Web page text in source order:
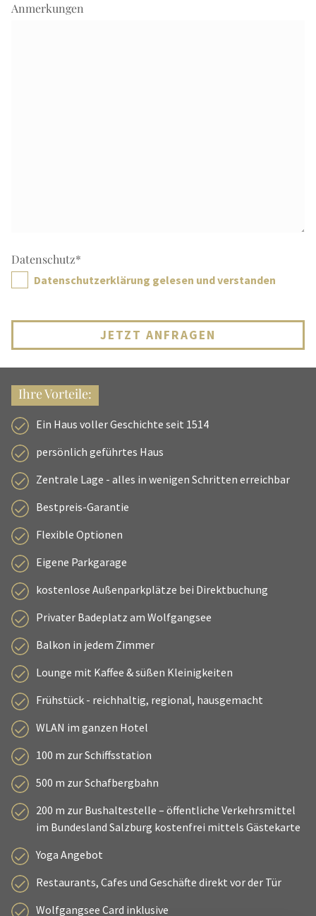
Anmerkungen
Datenschutz*
Datenschutzerklärung gelesen und verstanden
JETZT ANFRAGEN
Ihre Vorteile:
Ein Haus voller Geschichte seit 1514
persönlich geführtes Haus
Zentrale Lage - alles in wenigen Schritten erreichbar
Bestpreis-Garantie
Flexible Optionen
Eigene Parkgarage
kostenlose Außenparkplätze bei Direktbuchung
Privater Badeplatz am Wolfgangsee
Balkon in jedem Zimmer
Lounge mit Kaffee & süßen Kleinigkeiten
Frühstück - reichhaltig, regional, hausgemacht
WLAN im ganzen Hotel
100 m zur Schiffsstation
500 m zur Schafbergbahn
200 m zur Bushaltestelle – öffentliche Verkehrsmittel
im Bundesland Salzburg kostenfrei mittels Gästekarte
Yoga Angebot
Restaurants, Cafes und Geschäfte direkt vor der Tür
Wolfgangsee Card inklusive